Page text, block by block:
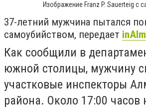
Изображение Franz P. Sauerteig с
37-летний мужчина пытался
самоубийством, передает
Как сообщили в
южной столицы, мужчину
участковые инспекторы
района. Около 17:00 часов